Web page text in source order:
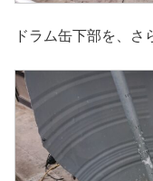
ドラム缶下部を、さ